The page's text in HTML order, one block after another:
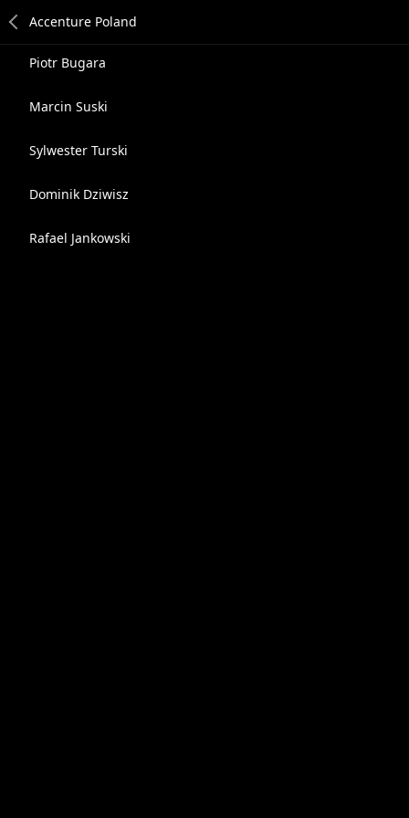
Piotr Bugara
Marcin Suski
Sylwester Turski
Dominik Dziwisz
Rafael Jankowski